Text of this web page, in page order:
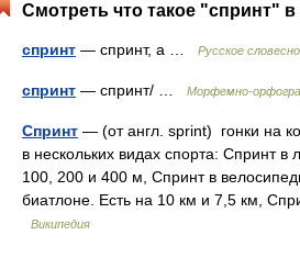
Смотреть что такое "спринт" в
спринт — спринт, а … Русское
спринт — спринт/ … Морфемно-
Спринт — (от англ. sprint) гонки на
в нескольких видах спорта: Спринт в
100, 200 и 400 м, Спринт в
биатлоне. Есть на 10 км и 7,5 км,
Википедия